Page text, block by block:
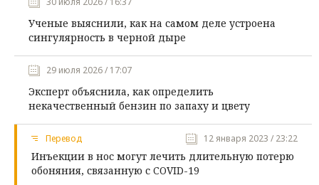
Ученые выяснили, как на самом деле устроена
сингулярность в черной дыре
29 июля 2026 / 17:07
Эксперт объяснила, как определить
некачественный бензин по запаху и цвету
Перевод 12 января 2023 / 23:22
Инъекции в нос могут лечить длительную потерю
обоняния, связанную с COVID-19